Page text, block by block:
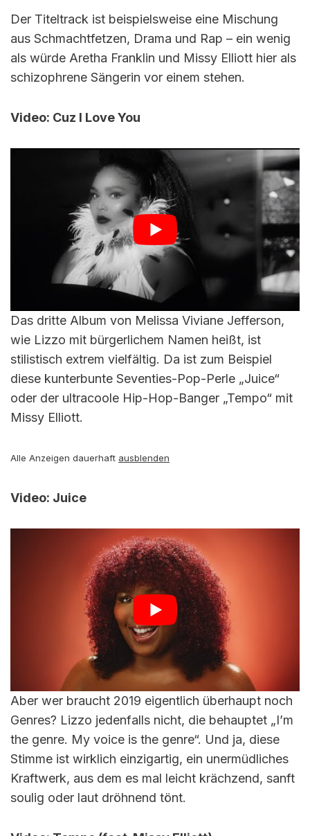
Der Titeltrack ist beispielsweise eine Mischung
aus Schmachtfetzen, Drama und Rap – ein wenig
als würde Aretha Franklin und Missy Elliott hier als
schizophrene Sängerin vor einem stehen.
Video: Cuz I Love You
Das dritte Album von Melissa Viviane Jefferson,
wie Lizzo mit bürgerlichem Namen heißt, ist
stilistisch extrem vielfältig. Da ist zum Beispiel
diese kunterbunte Seventies-Pop-Perle „Juice“
oder der ultracoole Hip-Hop-Banger „Tempo“ mit
Missy Elliott.
Alle Anzeigen dauerhaft ausblenden
Video: Juice
Aber wer braucht 2019 eigentlich überhaupt noch
Genres? Lizzo jedenfalls nicht, die behauptet „I’m
the genre. My voice is the genre“. Und ja, diese
Stimme ist wirklich einzigartig, ein unermüdliches
Kraftwerk, aus dem es mal leicht krächzend, sanft
soulig oder laut dröhnend tönt.